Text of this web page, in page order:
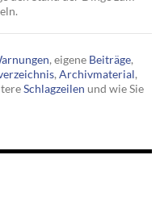
, eigene Beiträge,
, Archivmaterial,
Schlagzeilen und wie Sie